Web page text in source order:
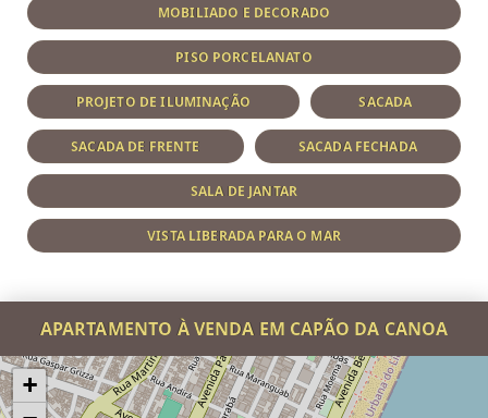
MOBILIADO E DECORADO
PISO PORCELANATO
PROJETO DE ILUMINAÇÃO SACADA
SACADA DE FRENTE SACADA FECHADA
SALA DE JANTAR
VISTA LIBERADA PARA O MAR
APARTAMENTO À VENDA EM CAPÃO DA CANOA
+